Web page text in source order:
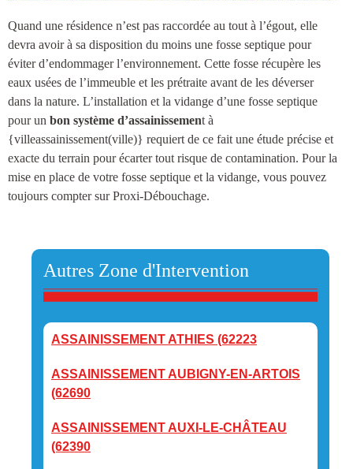
Quand une résidence n’est pas raccordée au tout à l’égout, elle
devra avoir à sa disposition du moins une fosse septique pour
éviter d’endommager l’environnement. Cette fosse récupère les
eaux usées de l’immeuble et les prétraite avant de les déverser
dans la nature. L’installation et la vidange d’une fosse septique
pour un bon système d’assainissement à
{villeassainissement(ville)} requiert de ce fait une étude précise et
exacte du terrain pour écarter tout risque de contamination. Pour la
mise en place de votre fosse septique et la vidange, vous pouvez
toujours compter sur Proxi-Débouchage.
Autres Zone d'Intervention
ASSAINISSEMENT ATHIES (62223
ASSAINISSEMENT AUBIGNY-EN-ARTOIS
(62690
ASSAINISSEMENT AUXI-LE-CHÂTEAU
(62390